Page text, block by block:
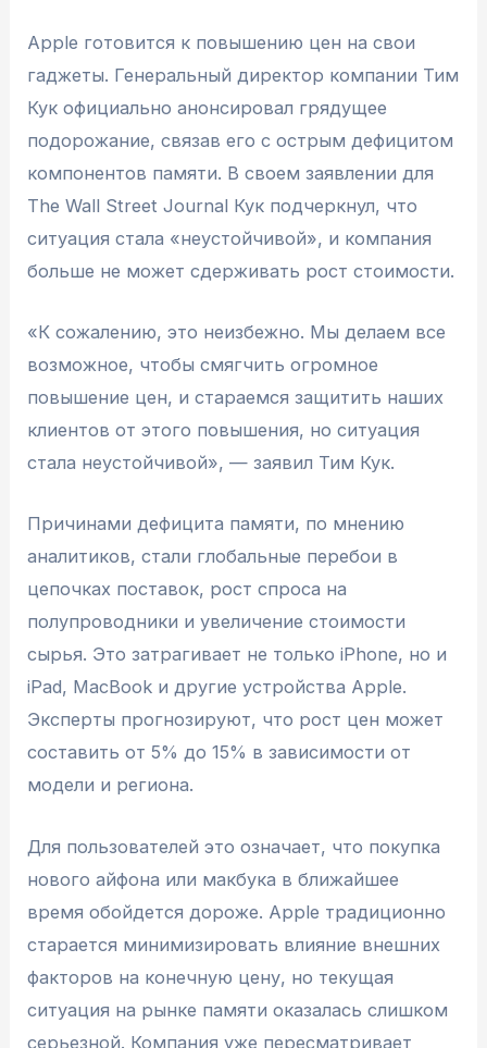
Apple готовится к повышению цен на свои
гаджеты. Генеральный директор компании Тим
Кук официально анонсировал грядущее
подорожание, связав его с острым дефицитом
компонентов памяти. В своем заявлении для
The Wall Street Journal Кук подчеркнул, что
ситуация стала «неустойчивой», и компания
больше не может сдерживать рост стоимости.
«К сожалению, это неизбежно. Мы делаем все
возможное, чтобы смягчить огромное
повышение цен, и стараемся защитить наших
клиентов от этого повышения, но ситуация
стала неустойчивой», — заявил Тим Кук.
Причинами дефицита памяти, по мнению
аналитиков, стали глобальные перебои в
цепочках поставок, рост спроса на
полупроводники и увеличение стоимости
сырья. Это затрагивает не только iPhone, но и
iPad, MacBook и другие устройства Apple.
Эксперты прогнозируют, что рост цен может
составить от 5% до 15% в зависимости от
модели и региона.
Для пользователей это означает, что покупка
нового айфона или макбука в ближайшее
время обойдется дороже. Apple традиционно
старается минимизировать влияние внешних
факторов на конечную цену, но текущая
ситуация на рынке памяти оказалась слишком
серьезной. Компания уже пересматривает